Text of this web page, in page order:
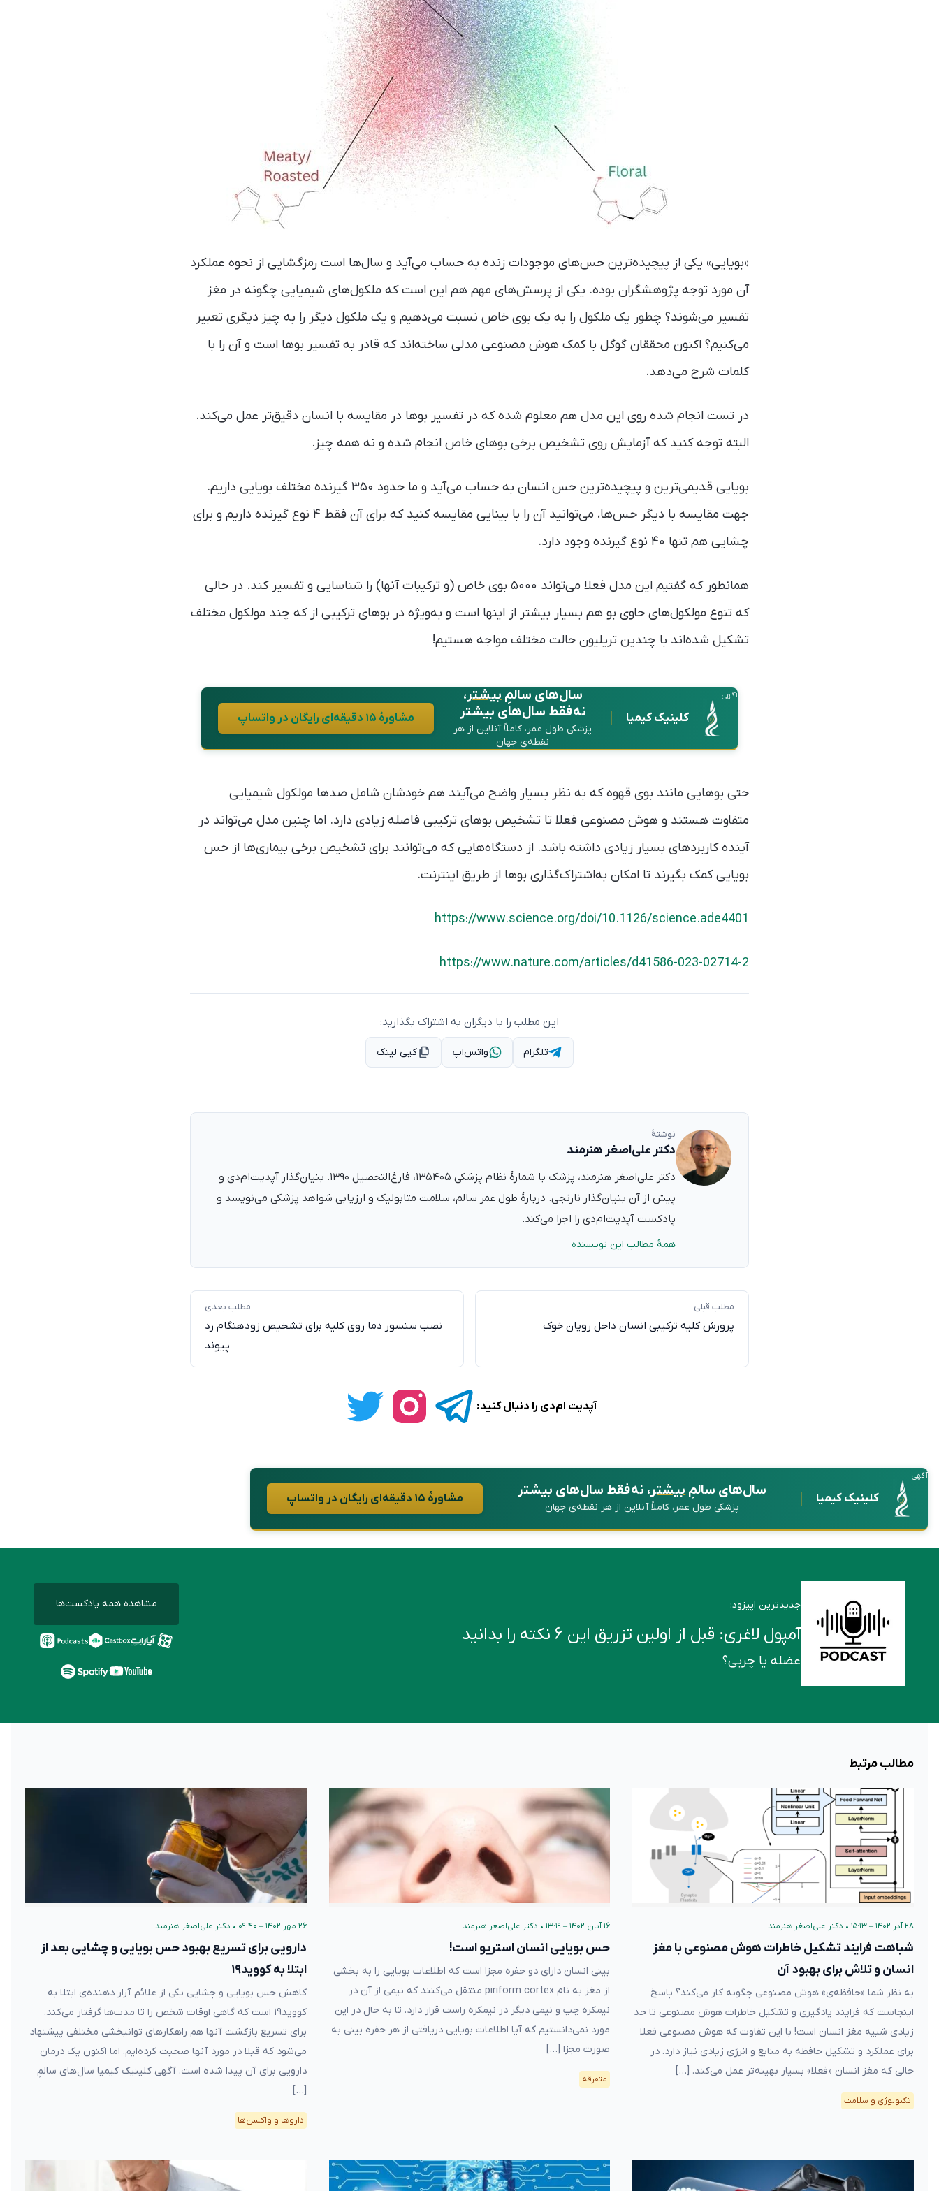
«بویایی» یکی از پیچیده‌ترین حس‌های موجودات زنده به حساب می‌آید و سال‌ها است رمزگشایی از نحوه عملکرد
آن مورد توجه پژوهشگران بوده. یکی از پرسش‌های مهم هم این است که ملکول‌های شیمیایی چگونه در مغز
تفسیر می‌شوند؟ چطور یک ملکول‌ را به یک بوی خاص نسبت می‌دهیم و یک ملکول‌ دیگر را به چیز دیگری تعبیر
می‌کنیم؟ اکنون محققان گوگل با کمک هوش مصنوعی مدلی ساخته‌اند که قادر به تفسیر بوها است و آن را با
کلمات شرح می‌دهد.
در تست انجام شده روی این مدل هم معلوم شده که در تفسیر بوها در مقایسه با انسان‌ دقیق‌تر عمل می‌کند.
البته توجه کنید که آزمایش روی تشخیص برخی بوهای خاص انجام شده و نه همه چیز.
بویایی قدیمی‌ترین و پیچیده‌ترین حس انسان به حساب می‌آید و ما حدود ۳۵۰ گیرنده مختلف بویایی داریم.
جهت مقایسه با دیگر حس‌ها، می‌توانید آن را با بینایی مقایسه کنید که برای آن فقط ۴ نوع گیرنده داریم و برای
چشایی هم تنها ۴۰ نوع گیرنده وجود دارد.
همانطور که گفتیم این مدل فعلا می‌تواند ۵۰۰۰ بوی خاص (و ترکیبات آنها) را شناسایی و تفسیر کند. در حالی
که تنوع مولکول‌های حاوی بو هم بسیار بیشتر از اینها است و به‌ویژه در بوهای ترکیبی از که چند مولکول مختلف
تشکیل شده‌اند با چندین تریلیون حالت مختلف مواجه هستیم!
آگهی
کلینیک کیمیا
سال‌های سالمِبیشتر،
نه فقط سال‌های بیشتر
پزشکی طول عمر، کاملاً آنلاین از هر
نقطه‌ی جهان
مشاورهٔ ۱۵ دقیقه‌ای رایگان در واتساپ
حتی بوهایی مانند بوی قهوه که به نظر بسیار واضح می‌آیند هم خودشان شامل صدها مولکول شیمیایی
متفاوت هستند و هوش مصنوعی فعلا تا تشخیص بوهای ترکیبی فاصله زیادی دارد. اما چنین مدل می‌تواند در
آینده کاربردهای بسیار زیادی داشته باشد. از دستگاه‌هایی که می‌توانند برای تشخیص برخی بیماری‌ها از حس
بویایی کمک بگیرند تا امکان به‌اشتراک‌گذاری بوها از طریق اینترنت.
https://www.science.org/doi/10.1126/science.ade4401
https://www.nature.com/articles/d41586-023-02714-2
این مطلب را با دیگران به اشتراک بگذارید:
تلگرام واتس‌اپ کپی لینک
نوشتهٔ
دکتر علی‌اصغر هنرمند
دکتر علی‌اصغر هنرمند، پزشک با شمارهٔ نظام پزشکی ۱۳۵۴۰۵، فارغ‌التحصیل ۱۳۹۰. بنیان‌گذار آپدیت‌ام‌دی و
پیش از آن بنیان‌گذار نارنجی. دربارهٔ طول عمر سالم، سلامت متابولیک و ارزیابی شواهد پزشکی می‌نویسد و
پادکست آپدیت‌ام‌دی را اجرا می‌کند.
همهٔ مطالب این نویسنده
مطلب قبلی
پرورش کلیه ترکیبی انسان داخل رویان خوک
مطلب بعدی
نصب سنسور دما روی کلیه برای تشخیص زودهنگام رد
پیوند
آپدیت ام‌دی را دنبال کنید:
آگهی
کلینیک کیمیا سال‌های سالمِبیشتر، نه فقط سال‌های بیشتر
پزشکی طول عمر، کاملاً آنلاین از هر نقطه‌ی جهان
مشاورهٔ ۱۵ دقیقه‌ای رایگان در واتساپ
جدیدترین اپیزود:
آمپول لاغری: قبل از اولین تزریق این ۶ نکته را بدانید
عضله یا چربی؟
مشاهده همه پادکست‌ها
مطالب مرتبط
۲۸ آذر ۱۴۰۲ – ۱۵:۱۳ • دکتر علی‌اصغر هنرمند
شباهت فرایند تشکیل خاطرات هوش مصنوعی با مغز
انسان و تلاش برای بهبود آن
به نظر شما «حافظه‌ی» هوش مصنوعی چگونه کار می‌کند؟ پاسخ
اینجاست که فرایند یادگیری و تشکیل خاطرات هوش مصنوعی تا حد
زیادی شبیه مغز انسان است! با این تفاوت که هوش مصنوعی فعلا
برای عملکرد و تشکیل حافظه به منابع و انرژی زیادی نیاز دارد. در
حالی که مغز انسان «فعلا» بسیار بهینه‌تر عمل می‌کند. […]
تکنولوژی و سلامت
۱۶ آبان ۱۴۰۲ – ۱۳:۱۹ • دکتر علی‌اصغر هنرمند
حس بویایی انسان استریو است!
بینی انسان دارای دو حفره مجزا است که اطلاعات بویایی را به بخشی
از مغز به نام piriform cortex منتقل می‌کنند که نیمی از آن در
نیمکره چپ و نیمی دیگر در نیمکره راست قرار دارد. تا به حال در این
مورد نمی‌دانستیم که آیا اطلاعات بویایی دریافتی از هر حفره بینی به
صورت مجزا […]
متفرقه
۲۶ مهر ۱۴۰۲ – ۰۹:۴۰ • دکتر علی‌اصغر هنرمند
دارویی برای تسریع بهبود حس بویایی و چشایی بعد از
ابتلا به کووید۱۹
کاهش حس بویایی و چشایی یکی از علائم آزار دهنده‌ی ابتلا به
کووید۱۹ است که گاهی اوقات شخص را تا مدت‌ها گرفتار می‌کند.
برای تسریع بازگشت آنها هم راهکارهای توانبخشی مختلفی پیشنهاد
می‌شود که قبلا در مورد آنها صحبت کرده‌ایم. اما اکنون یک درمان
دارویی برای آن پیدا شده است. آگهی کلینیک کیمیا سال‌های سالمِ
[…]
دارو‌ها و واکسن‌ها